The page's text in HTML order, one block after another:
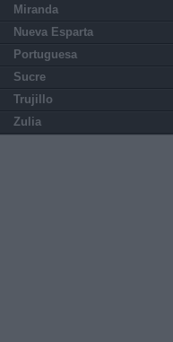
Miranda
Nueva Esparta
Portuguesa
Sucre
Trujillo
Zulia